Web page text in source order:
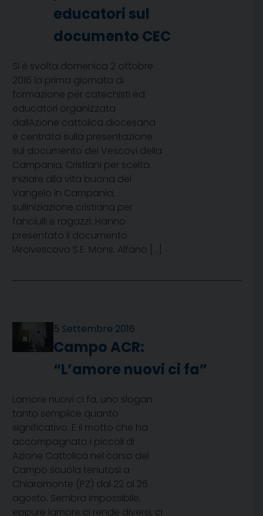
educatori sul
documento CEC
Si è svolta domenica 2 ottobre
2016 la prima giornata di
formazione per catechisti ed
educatori organizzata
dallAzione cattolica diocesana
e centrata sulla presentazione
sul documento dei Vescovi della
Campania, Cristiani per scelta.
Iniziare alla vita buona del
Vangelo in Campania,
sulliniziazione cristiana per
fanciulli e ragazzi. Hanno
presentato il documento
lArcivescovo S.E. Mons. Alfano […]
5 Settembre 2016
Campo ACR:
“L’amore nuovi ci fa”
Lamore nuovi ci fa, uno slogan
tanto semplice quanto
significativo. E il motto che ha
accompagnato i piccoli di
Azione Cattolica nel corso del
Campo scuola tenutosi a
Chiaromonte (PZ) dal 22 al 26
agosto. Sembra impossibile,
eppure lamore ci rende diversi, ci